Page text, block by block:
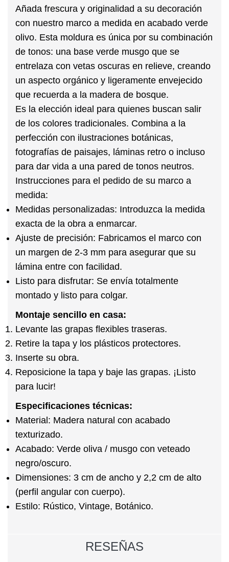
Añada frescura y originalidad a su decoración
con nuestro marco a medida en acabado verde
olivo. Esta moldura es única por su combinación
de tonos: una base verde musgo que se
entrelaza con vetas oscuras en relieve, creando
un aspecto orgánico y ligeramente envejecido
que recuerda a la madera de bosque.
Es la elección ideal para quienes buscan salir
de los colores tradicionales. Combina a la
perfección con ilustraciones botánicas,
fotografías de paisajes, láminas retro o incluso
para dar vida a una pared de tonos neutros.
Instrucciones para el pedido de su marco a
medida:
Medidas personalizadas: Introduzca la medida
exacta de la obra a enmarcar.
Ajuste de precisión: Fabricamos el marco con
un margen de 2-3 mm para asegurar que su
lámina entre con facilidad.
Listo para disfrutar: Se envía totalmente
montado y listo para colgar.
Montaje sencillo en casa:
Levante las grapas flexibles traseras.
Retire la tapa y los plásticos protectores.
Inserte su obra.
Reposicione la tapa y baje las grapas. ¡Listo
para lucir!
Especificaciones técnicas:
Material: Madera natural con acabado
texturizado.
Acabado: Verde oliva / musgo con veteado
negro/oscuro.
Dimensiones: 3 cm de ancho y 2,2 cm de alto
(perfil angular con cuerpo).
Estilo: Rústico, Vintage, Botánico.
RESEÑAS